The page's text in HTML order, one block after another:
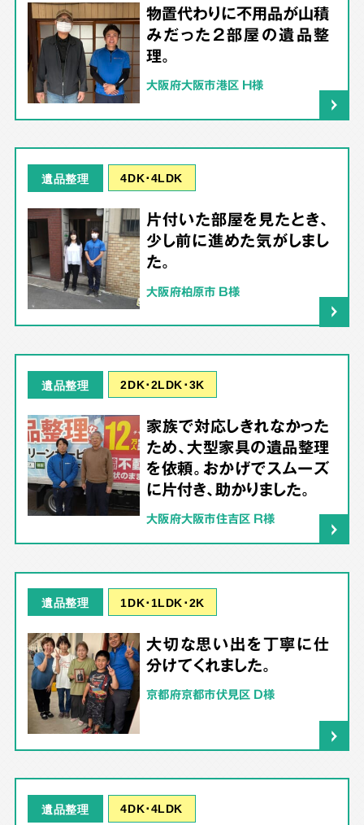
物置代わりに不用品が山積
みだった2部屋の遺品整
理。
大阪府大阪市港区 H様
遺品整理 4DK･4LDK
片付いた部屋を見たとき、
少し前に進めた気がしまし
た。
大阪府柏原市 B様
遺品整理 2DK･2LDK･3K
家族で対応しきれなかった
ため、大型家具の遺品整理
を依頼。おかげでスムーズ
に片付き、助かりました。
大阪府大阪市住吉区 R様
遺品整理 1DK･1LDK･2K
大切な思い出を丁寧に仕
分けてくれました。
京都府京都市伏見区 D様
遺品整理 4DK･4LDK